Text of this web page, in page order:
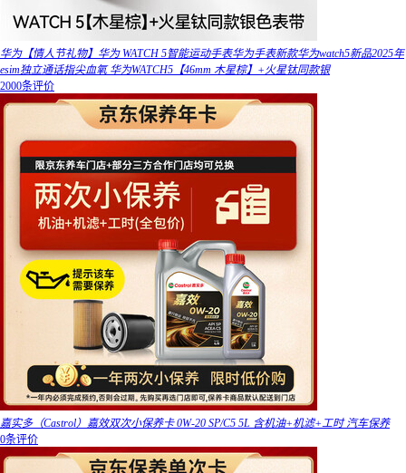
华为【情人节礼物】华为 WATCH 5智能运动手表华为手表新款华为watch5新品2025年
esim独立通话指尖血氧 华为WATCH5【46mm 木星棕】+火星钛同款银
2000条评价
嘉实多（Castrol）嘉效双次小保养卡 0W-20 SP/C5 5L 含机油+机滤+工时 汽车保养
0条评价